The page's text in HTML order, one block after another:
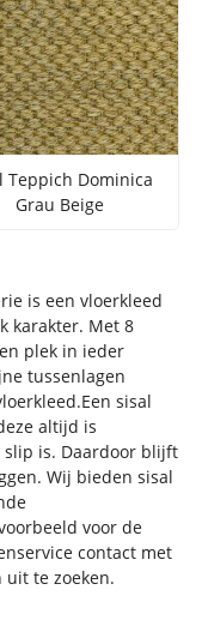
Teppich Dominica
Grau Beige
is een vloerkleed
karakter. Met 8
plek in ieder
tussenlagen
sisal
altijd is
slip is. Daardoor blijft
Wij bieden sisal
voor de
contact met
uit te zoeken.